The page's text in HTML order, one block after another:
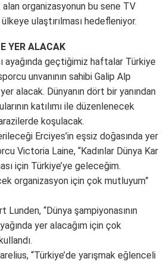
organizasyonun bu sene TV
ulaştırılması hedefleniyor.
YER ALACAK
ayağında geçtiğimiz haftalar Türkiye
unvanının sahibi Galip Alp
alacak. Dünyanın dört bir yanından
katılımı ile düzenlenecek
koşulacak.
Erciyes’in eşsiz doğasında yer
Victoria Laine, “Kadınlar Dünya Kar
için Türkiye’ye geleceğim.
organizasyon için çok mutluyum”
“Dünya şampiyonasının
yer alacağım için çok
“Türkiye’de yarışmak eğlenceli